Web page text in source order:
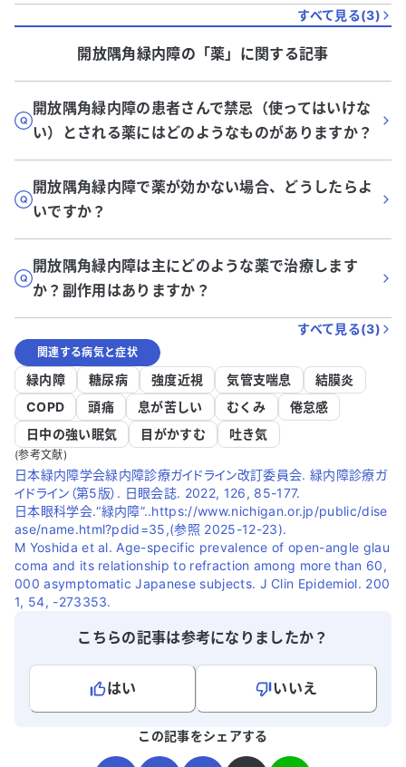
すべて見る(3)
開放隅角緑内障の「薬」に関する記事
開放隅角緑内障の患者さんで禁忌（使ってはいけな
い）とされる薬にはどのようなものがありますか？
開放隅角緑内障で薬が効かない場合、どうしたらよ
いですか？
開放隅角緑内障は主にどのような薬で治療します
か？副作用はありますか？
すべて見る(3)
関連する病気と症状
緑内障 糖尿病 強度近視 気管支喘息
結膜炎
COPD
頭痛 息が苦しい むくみ
倦怠感
日中の強い眠気
目がかすむ 吐き気
(参考文献)
日本緑内障学会緑内障診療ガイドライン改訂委員会. 緑内障診療ガ
イドライン（第5版）. 日眼会誌. 2022, 126, 85-177.
日本眼科学会.“緑内障”..https://www.nichigan.or.jp/public/dise
ase/name.html?pdid=35,(参照 2025-12-23).
M Yoshida et al. Age-specific prevalence of open-angle glau
coma and its relationship to refraction among more than 60,
000 asymptomatic Japanese subjects. J Clin Epidemiol. 200
1, 54, -273353.
こちらの記事は参考になりましたか？
はい
いいえ
この記事をシェアする